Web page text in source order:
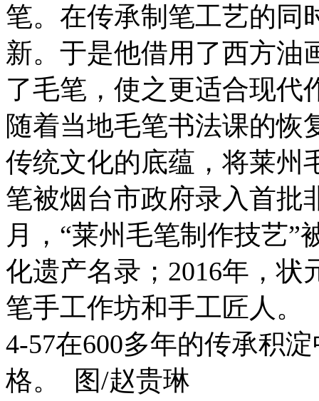
笔。在传承制笔工艺的同
新。于是他借用了西方油
了毛笔，使之更适合现代
随着当地毛笔书法课的恢
传统文化的底蕴，将莱州
笔被烟台市政府录入首批
月，“莱州毛笔制作技艺
化遗产名录；2016年，
笔手工作坊和手工匠人。
4-57在600多年的传承积
格。 图/赵贵琳